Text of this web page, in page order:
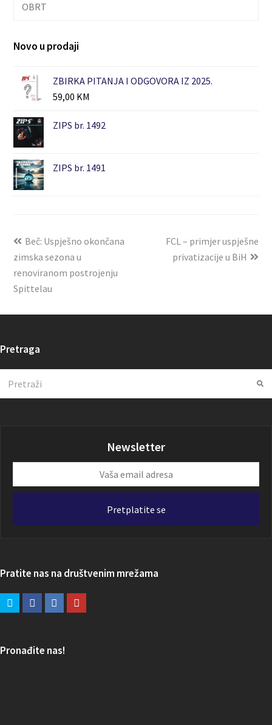
OBRT
Novo u prodaji
ZBIRKA PITANJA I ODGOVORA IZ 2025.
59,00 KM
ZIPS br. 1492
ZIPS br. 1491
Beč: Uspješno okončana
zimska sezona u
renoviranom postrojenju
Spittelau
FCL – primjer uspješne
privatizacije u BiH
Pretraga
Newsletter
email
Pretplatite se
Pratite nas na društvenim mrežama
Pronađite nas!